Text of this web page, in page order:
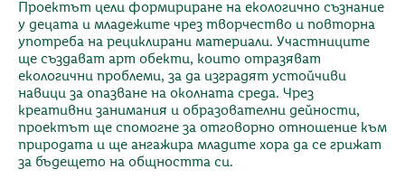
Проектът цели формириране на екологично съзнание
у децата и младежите чрез творчество и повторна
употреба на рециклирани материали. Участниците
ще създават арт обекти, които отразяват
екологични проблеми, за да изградят устойчиви
навици за опазване на околната среда. Чрез
креативни занимания и образователни дейности,
проектът ще спомогне за отговорно отношение към
природата и ще ангажира младите хора да се грижат
за бъдещето на общността си.